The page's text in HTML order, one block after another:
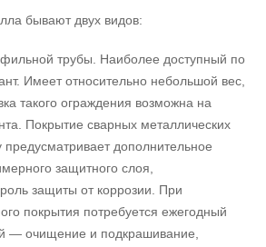
бывают двух видов:
трубы. Наиболее доступный по
Имеет относительно небольшой вес,
такого ограждения возможна на
Покрытие сварных металлических
предусматривает дополнительное
защитного слоя,
защиты от коррозии. При
покрытия потребуется ежегодный
— очищение и подкрашивание,